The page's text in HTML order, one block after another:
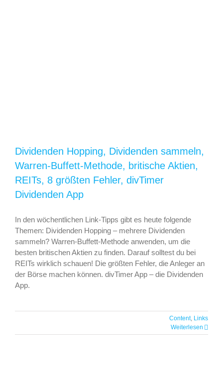
Dividenden Hopping, Dividenden sammeln,
Warren-Buffett-Methode, britische Aktien,
REITs, 8 größten Fehler, divTimer
Dividenden App
In den wöchentlichen Link-Tipps gibt es heute folgende
Themen: Dividenden Hopping – mehrere Dividenden
sammeln? Warren-Buffett-Methode anwenden, um die
besten britischen Aktien zu finden. Darauf solltest du bei
REITs wirklich schauen! Die größten Fehler, die Anleger an
der Börse machen können. divTimer App – die Dividenden
App.
Content, Links
Weiterlesen
finanzielle Intelligenz